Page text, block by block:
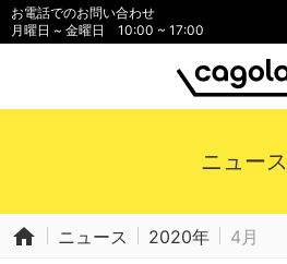
お電話でのお問い合わせ
月曜日 ~ 金曜日 10:00 ~ 17:00
ニュース
home ニュース 2020年 4月